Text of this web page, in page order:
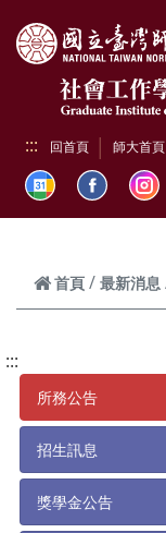
::: 回首頁 師大首頁
首頁 最新消息
:::
所務公告
招生訊息
獎學金公告